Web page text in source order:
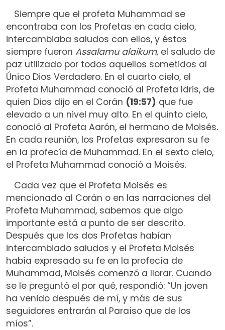
Siempre que el profeta Muhammad se
encontraba con los Profetas en cada cielo,
intercambiaba saludos con ellos, y éstos
siempre fueron Assalamu alaikum, el saludo de
paz utilizado por todos aquellos sometidos al
Único Dios Verdadero. En el cuarto cielo, el
Profeta Muhammad conoció al Profeta Idris, de
quien Dios dijo en el Corán (19:57) que fue
elevado a un nivel muy alto. En el quinto cielo,
conoció al Profeta Aarón, el hermano de Moisés.
En cada reunión, los Profetas expresaron su fe
en la profecía de Muhammad. En el sexto cielo,
el Profeta Muhammad conoció a Moisés.
Cada vez que el Profeta Moisés es
mencionado al Corán o en las narraciones del
Profeta Muhammad, sabemos que algo
importante está a punto de ser descrito.
Después que los dos Profetas habían
intercambiado saludos y el Profeta Moisés
había expresado su fe en la profecía de
Muhammad, Moisés comenzó a llorar. Cuando
se le preguntó el por qué, respondió: “Un joven
ha venido después de mí, y más de sus
seguidores entrarán al Paraíso que de los
míos”.